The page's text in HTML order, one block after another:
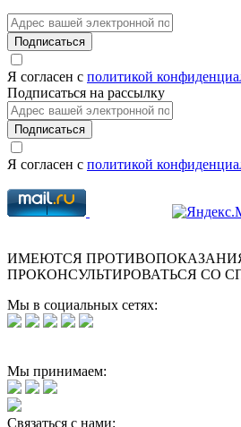
Подписаться
Я согласен с политикой
Подписаться на рассылку
Подписаться
Я согласен с политикой
ИМЕЮТСЯ
ПРОКОНСУЛЬТИРОВАТЬСЯ СО
Мы в социальных сетях:
Мы принимаем:
Связаться с нами: